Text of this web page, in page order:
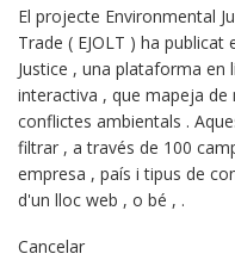
El projecte Environmental
Trade ( EJOLT ) ha
Justice , una plataforma en
interactiva , que mapeja de
conflictes ambientals .
filtrar , a través de 100
empresa , país i tipus de
d'un lloc web , o bé , .
Cancelar